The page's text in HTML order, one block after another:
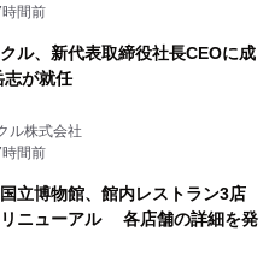
間前
ル、新代表取締役社長CEOに成
志が就任
ル株式会社
間前
立博物館、館内レストラン3店
ニューアル 各店舗の詳細を発